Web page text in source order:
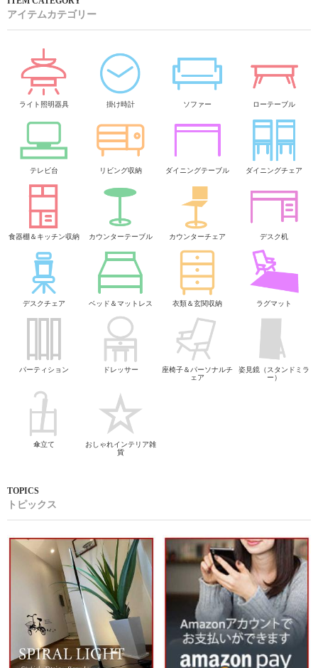
アイテムカテゴリー
ライト照明器具 掛け時計 ソファー ローテーブル
テレビ台 リビング収納 ダイニングテーブル ダイニングチェア
食器棚＆キッチン収納 カウンターテーブル カウンターチェア デスク机
デスクチェア ベッド＆マットレス 衣類＆玄関収納 ラグマット
パーティション ドレッサー
座椅子＆パーソナルチ
ェア
姿見鏡（スタンドミラ
ー）
傘立て
おしゃれインテリア雑
貨
トピックス